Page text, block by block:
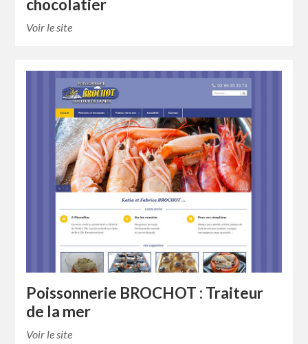
chocolatier
Voir le site
Poissonnerie BROCHOT : Traiteur
de la mer
Voir le site